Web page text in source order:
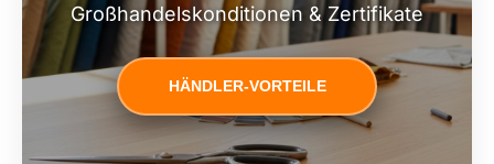
Großhandelskonditionen & Zertifikate
HÄNDLER-VORTEILE